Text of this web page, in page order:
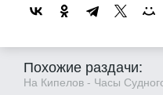
Похожие раздачи:
На Кипелов - Часы